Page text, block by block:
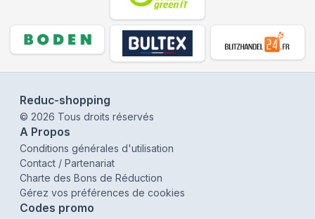
Reduc-shopping
© 2026 Tous droits réservés
A Propos
Conditions générales d'utilisation
Contact / Partenariat
Charte des Bons de Réduction
Gérez vos préférences de cookies
Codes promo